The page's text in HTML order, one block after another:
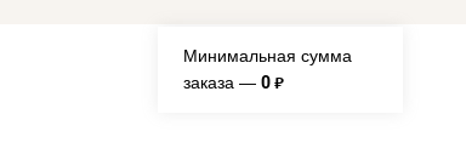
Минимальная сумма
заказа — 0 руб.